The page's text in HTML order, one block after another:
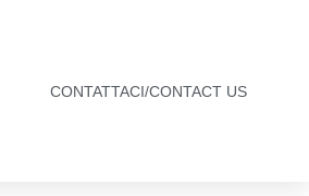
CONTATTACI/CONTACT US